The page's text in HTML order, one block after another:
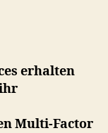
erhalten
Multi-Factor